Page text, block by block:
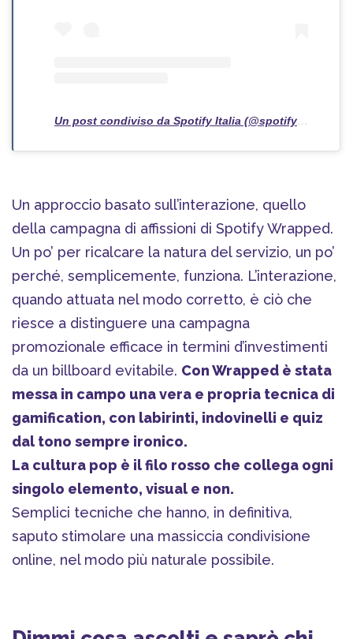
Un post condiviso da Spotify Italia (@spotifyitaly)
Un approccio basato sull’interazione, quello
della campagna di affissioni di Spotify Wrapped.
Un po’ per ricalcare la natura del servizio, un po’
perché, semplicemente, funziona. L’interazione,
quando attuata nel modo corretto, è ciò che
riesce a distinguere una campagna
promozionale efficace in termini d’investimenti
da un billboard evitabile. Con Wrapped è stata
messa in campo una vera e propria tecnica di
gamification, con labirinti, indovinelli e quiz
dal tono sempre ironico.
La cultura pop è il filo rosso che collega ogni
singolo elemento, visual e non.
Semplici tecniche che hanno, in definitiva,
saputo stimolare una massiccia condivisione
online, nel modo più naturale possibile.